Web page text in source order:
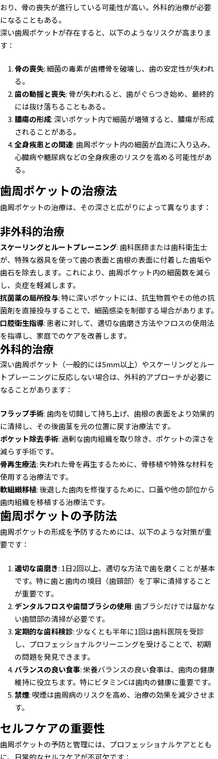
おり、骨の喪失が進行している可能性が高い。外科的治療が必要
になることもある。
深い歯周ポケットが存在すると、以下のようなリスクが高まりま
す：
骨の喪失: 細菌の毒素が歯槽骨を破壊し、歯の安定性が失われ
る。
歯の動揺と喪失: 骨が失われると、歯がぐらつき始め、最終的
には抜け落ちることもある。
膿瘍の形成: 深いポケット内で細菌が増殖すると、膿瘍が形成
されることがある。
全身疾患との関連: 歯周ポケット内の細菌が血流に入り込み、
心臓病や糖尿病などの全身疾患のリスクを高める可能性があ
る。
歯周ポケットの治療法
歯周ポケットの治療は、その深さと広がりによって異なります：
非外科的治療
スケーリングとルートプレーニング: 歯科医師または歯科衛生士
が、特殊な器具を使って歯の表面と歯根の表面に付着した歯垢や
歯石を除去します。これにより、歯周ポケット内の細菌数を減ら
し、炎症を軽減します。
抗菌薬の局所投与: 特に深いポケットには、抗生物質やその他の抗
菌剤を直接投与することで、細菌感染を制御する場合があります。
口腔衛生指導: 患者に対して、適切な歯磨き方法やフロスの使用法
を指導し、家庭でのケアを改善します。
外科的治療
深い歯周ポケット（一般的には5mm以上）やスケーリングとルー
トプレーニングに反応しない場合は、外科的アプローチが必要に
なることがあります：
フラップ手術: 歯肉を切開して持ち上げ、歯根の表面をより効果的
に清掃し、その後歯茎を元の位置に戻す治療法です。
ポケット除去手術: 過剰な歯肉組織を取り除き、ポケットの深さを
減らす手術です。
骨再生療法: 失われた骨を再生するために、骨移植や特殊な材料を
使用する治療法です。
軟組織移植: 後退した歯肉を修復するために、口蓋や他の部位から
歯肉組織を移植する治療法です。
歯周ポケットの予防法
歯周ポケットの形成を予防するためには、以下のような対策が重
要です：
適切な歯磨き: 1日2回以上、適切な方法で歯を磨くことが基本
です。特に歯と歯肉の境目（歯頸部）を丁寧に清掃すること
が重要です。
デンタルフロスや歯間ブラシの使用: 歯ブラシだけでは届かな
い歯間部の清掃が必要です。
定期的な歯科検診: 少なくとも半年に1回は歯科医院を受診
し、プロフェッショナルクリーニングを受けることで、初期
の問題を発見できます。
バランスの良い食事: 栄養バランスの良い食事は、歯肉の健康
維持に役立ちます。特にビタミンCは歯肉の健康に重要です。
禁煙: 喫煙は歯周病のリスクを高め、治療の効果を減少させま
す。
セルフケアの重要性
歯周ポケットの予防と管理には、プロフェッショナルケアととも
に、日常的なセルフケアが不可欠です：